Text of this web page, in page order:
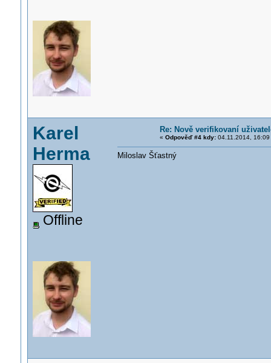
Karel
Herma
Offline
Re: Nově verifikovaní
« Odpověď #4 kdy:04.11.2014, 16:09
Miloslav Šťastný